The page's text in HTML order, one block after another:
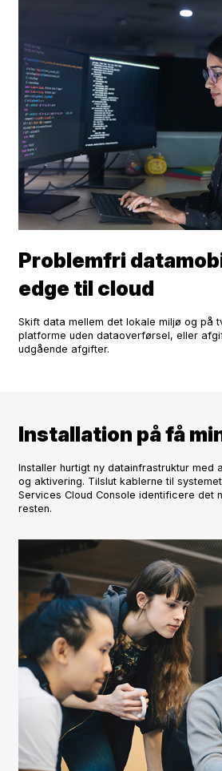
Problemfri
edge til cloud
Skift data mellem det lokale miljø og
platforme uden dataoverførsel, eller
udgående afgifter.
Installation på få
Installer hurtigt ny datainfrastruktur med
og aktivering. Tilslut kablerne til
Services Cloud Console identificere det
resten.